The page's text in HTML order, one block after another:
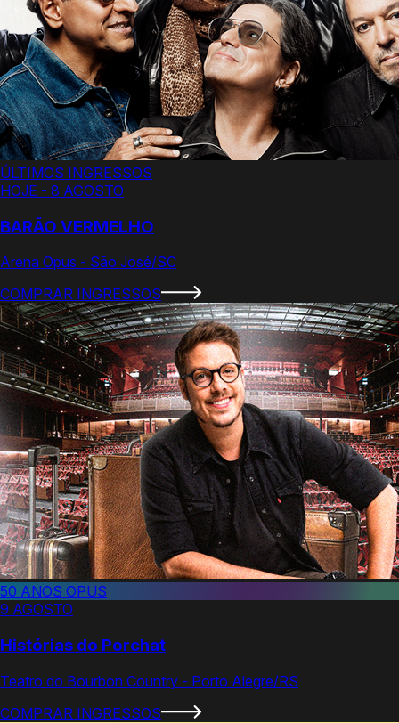
ÚLTIMOS INGRESSOS
HOJE - 8 AGOSTO
BARÃO VERMELHO
Arena Opus - São José/SC
COMPRAR INGRESSOS
50 ANOS OPUS
9 AGOSTO
Histórias do Porchat
Teatro do Bourbon Country - Porto Alegre/RS
COMPRAR INGRESSOS